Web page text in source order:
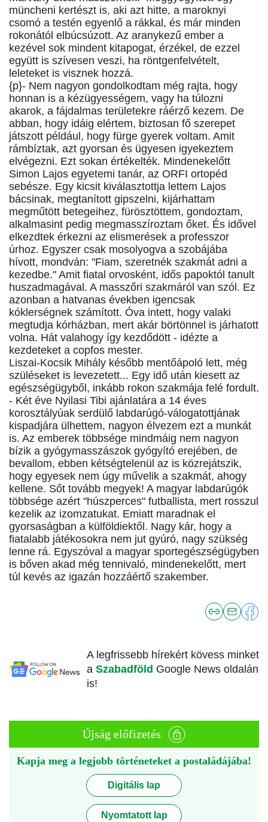
müncheni kertészt is, aki azt hitte, a maroknyi
csomó a testén egyenlő a rákkal, és már minden
rokonától elbúcsúzott. Az aranykezű ember a
kezével sok mindent kitapogat, érzékel, de ezzel
együtt is szívesen veszi, ha röntgenfelvételt,
leleteket is visznek hozzá.
{p}- Nem nagyon gondolkodtam még rajta, hogy
honnan is a kézügyességem, vagy ha túlozni
akarok, a fájdalmas területekre ráérző kezem. De
abban, hogy idáig elértem, biztosan fő szerepet
játszott például, hogy fürge gyerek voltam. Amit
rámbíztak, azt gyorsan és ügyesen igyekeztem
elvégezni. Ezt sokan értékelték. Mindenekelőtt
Simon Lajos egyetemi tanár, az ORFI ortopéd
sebésze. Egy kicsit kiválasztottja lettem Lajos
bácsinak, megtanított gipszelni, kijárhattam
megműtött betegeihez, fürösztöttem, gondoztam,
alkalmasint pedig megmasszíroztam őket. És idővel
elkezdtek érkezni az elismerések a professzor
úrhoz. Egyszer csak mosolyogva a szobájába
hívott, mondván: "Fiam, szeretnék szakmát adni a
kezedbe." Amit fiatal orvosként, idős papoktól tanult
huszadmagával. A masszőri szakmáról van szól. Ez
azonban a hatvanas években igencsak
kóklerségnek számított. Óva intett, hogy valaki
megtudja kórházban, mert akár börtönnel is járhatott
volna. Hát valahogy így kezdődött - idézte a
kezdeteket a copfos mester.
Liszai-Kocsik Mihály később mentőápoló lett, még
szüléseket is levezetett... Egy idő után kiesett az
egészségügyből, inkább rokon szakmája felé fordult.
- Két éve Nyilasi Tibi ajánlatára a 14 éves
korosztályúak serdülő labdarúgó-válogatottjának
kispadjára ülhettem, nagyon élvezem ezt a munkát
is. Az emberek többsége mindmáig nem nagyon
bízik a gyógymasszászok gyógyító erejében, de
bevallom, ebben kétségtelenül az is közrejátszik,
hogy egyesek nem úgy művelik a szakmát, ahogy
kellene. Sőt tovább megyek! A magyar labdarúgók
többsége azért "húszperces" futballista, mert rosszul
kezelik az izomzatukat. Emiatt maradnak el
gyorsaságban a külföldiektől. Nagy kár, hogy a
fiatalabb játékosokra nem jut gyúró, nagy szükség
lenne rá. Egyszóval a magyar sportegészségügyben
is bőven akad még tennivaló, mindenekelőtt, mert
túl kevés az igazán hozzáértő szakember.
A legfrissebb hírekért kövess minket
a Szabadföld Google News oldalán
is!
Újság előfizetés
Kapja meg a legjobb történeteket a postaládájába!
Digitális lap
Nyomtatott lap